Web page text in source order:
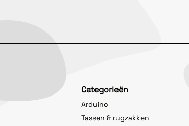
Categorieën
Arduino
Tassen & rugzakken